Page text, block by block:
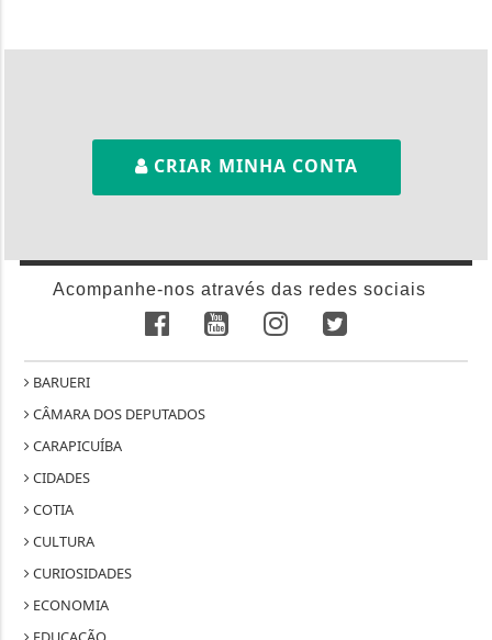
CRIAR MINHA CONTA
Acompanhe-nos através das redes sociais
BARUERI
CÂMARA DOS DEPUTADOS
CARAPICUÍBA
CIDADES
COTIA
CULTURA
CURIOSIDADES
ECONOMIA